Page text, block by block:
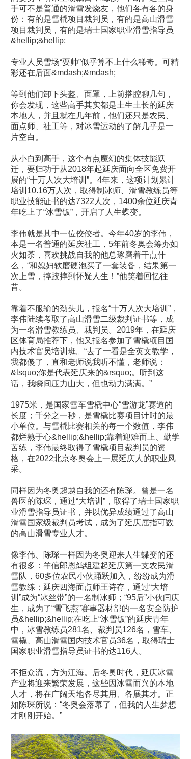
手可不是普通的滑雪发烧友，他们各有各的身
份：有的是雪橇项目裁判员，有的是高山滑雪
项目裁判员，有的是瑞士国家职业滑雪指导员
&hellip;&hellip;
专业人员雪场“耍帅”似乎算不上什么稀奇。可精
彩还在后面&mdash;&mdash;
等到他们卸下头盔、面罩，上前搭腔聊几句，
你会发现，这些高手其实都是土生土长的延庆
本地人，并且就在几年前，他们还只是农民、
面点师、社工等，对冰雪运动的了解几乎是一
片空白。
从小白到高手，这个有点魔幻的集体技能跃
迁，要归功于从2018年起延庆面向全区免费开
展的“十万人次大培训”。4年来，这项计划累计
培训10.16万人次，取得制冰师、滑雪教练员等
职业技能证书的达7322人次，1400余位延庆青
年吃上了“冰雪饭”，开启了人生蝶变。
李伟就是其中一位佼佼者。今年40岁的李伟，
本是一名普通的延庆社工，5年前冬奥会筹办如
火如荼，喜欢挑战自我的他总琢磨着干点什
么，“和媳妇软磨硬泡买了一套装备，结果第一
次上雪，摔跤摔到怀疑人生！”他笑着回忆往
昔。
靠着不服输的劲头儿，报名“十万人次大培训”，
李伟陆续考取了高山滑雪二级裁判证书等，成
为一名滑雪教练员、裁判员。2019年，在延庆
区体育局推荐下，他又报名参加了雪橇项目国
内技术官员培训班。“去了一看是全英文教学，
我都傻了，直和老师说我听不懂，老师说：
&lsquo;你是代表延庆来的&rsquo;。听到这
话，我瞬间压力山大，但也动力满满。”
1975米，是国家雪车雪橇中心“雪游龙”赛道的
长度；千分之一秒，是雪橇比赛项目计时的最
小单位。与雪橇比赛相关的每一个数值，李伟
都烂熟于心&hellip;&hellip;靠着迎难而上、勤学
苦练，李伟最终取得了雪橇项目裁判员的资
格，在2022北京冬奥会上一展延庆人的职业风
采。
同样因为冬奥超越自我的还有陈琛。曾是一名
兽医的陈琛，通过“大培训”，取得了瑞士国家职
业滑雪指导员证书，并以优异成绩通过了高山
滑雪国家级裁判员考试，成为了延庆屈指可数
的高山滑雪专业人才。
像李伟、陈琛一样因为冬奥迎来人生蝶变的还
有很多：羊倌郎恩鸽组建起延庆第一支农民滑
雪队，60多位农民小伙踊跃加入，纷纷成为滑
雪教练；延庆四海面点师王诗存，通过“大培
训”成为“冰丝带”的一名制冰师；“95后”小伙闫庆
生，成为了“雪飞燕”赛事器材部的一名安全防护
员&hellip;&hellip;在吃上“冰雪饭”的延庆青年
中，冰雪教练员281名、裁判员126名，雪车、
雪橇、高山滑雪国内技术官员36名，取得瑞士
国家职业滑雪指导员证书的达116人。
不拒众流，方为江海。后冬奥时代，延庆冰雪
产业将迎来繁荣发展，这些因冰雪而兴的本地
人才，将在广阔天地各尽其用、各展其才。正
如陈琛所说：“冬奥会落幕了，但我的人生梦想
才刚刚开始。”